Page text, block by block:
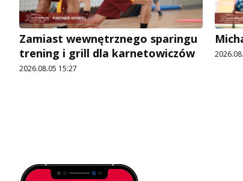
Zamiast wewnętrznego sparingu
trening i grill dla karnetowiczów
2026.08.05 15:27